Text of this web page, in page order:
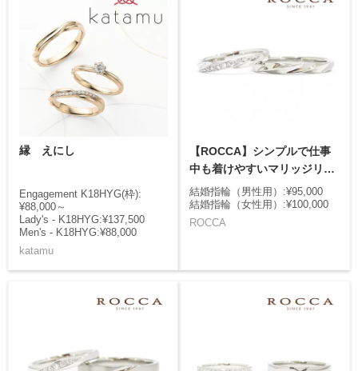
縁 えにし
Engagement K18HYG(枠):
¥88,000～
Lady's - K18HYG:¥137,500
Men's - K18HYG:¥88,000
katamu
【ROCCA】シンプルで仕事
中も着けやすいマリッジリン
グ
結婚指輪（男性用）:¥95,000
結婚指輪（女性用）:¥100,000
ROCCA